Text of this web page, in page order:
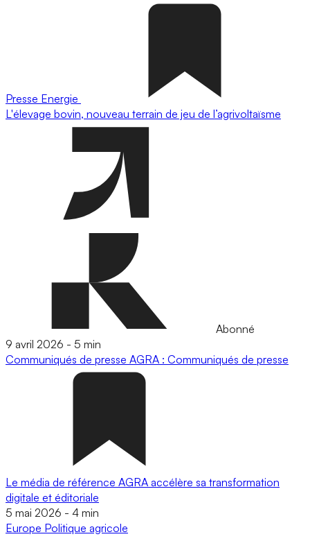
Presse Energie
L'élevage bovin, nouveau terrain de jeu de l’agrivoltaïsme
Abonné
9 avril 2026 - 5 min
Communiqués de presse AGRA : Communiqués de presse
Le média de référence AGRA accélère sa transformation
digitale et éditoriale
5 mai 2026 - 4 min
Europe Politique agricole